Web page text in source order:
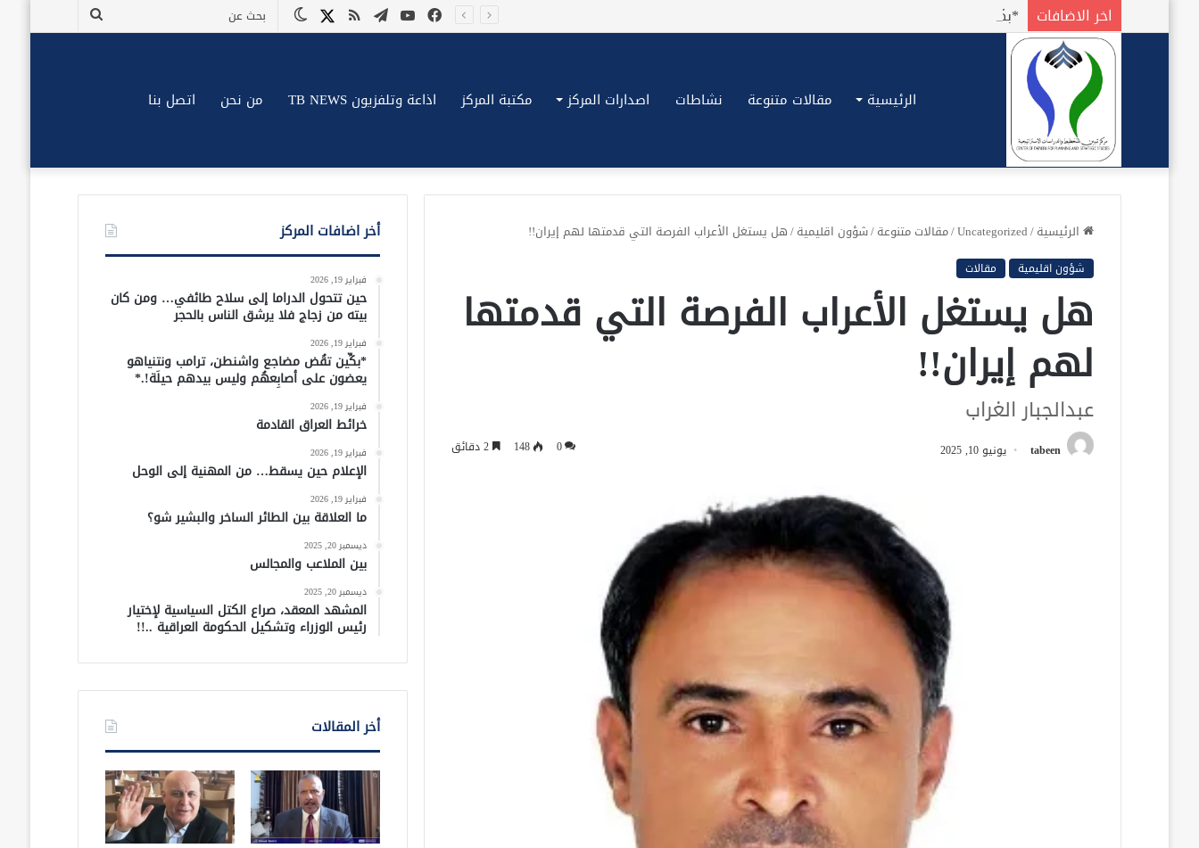
اخر الاضافات
بحث
الوضع X ملخص
تيلقراميوتيوب
فيسبوك
الرئيسية مقالات متنوعة نشاطات اصدارات المركز مكتبة المركز اذاعة وتلفزيون TB NEWS من نحن اتصل بنا
الرئيسية/
Uncategorized
/مقالات متنوعة/شؤون اقليمية/هل يستغل الأعراب الفرصة التي قدمتها لهم إيران!!
شؤون اقليمية مقالات
هل يستغل الأعراب الفرصة التي قدمتها
لهم إيران!!
عبدالجبار الغراب
tabeen يونيو 10, 2025 0
148 2 دقائق
أخر اضافات المركز
فبراير 19, 2026
حين تتحول الدراما إلى سلاح طائفي… ومن كان
بيته من زجاج فلا يرشق الناس بالحجر
فبراير 19, 2026
*بكِّين تقُض مضاجع واشنطن، ترامب ونتنياهو
يعضون على أصابِعهُم وليس بيدهم حيلَة!.*
فبراير 19, 2026
خرائط العراق القادمة
فبراير 19, 2026
الإعلام حين يسقط… من المهنية إلى الوحل
فبراير 19, 2026
ما العلاقة بين الطائر الساخر والبشير شو؟
ديسمبر 20, 2025
بين الملاعب والمجالس
ديسمبر 20, 2025
المشهد المعقد، صراع الكتل السياسية لإختيار
رئيس الوزراء وتشكيل الحكومة العراقية ..!!
أخر المقالات